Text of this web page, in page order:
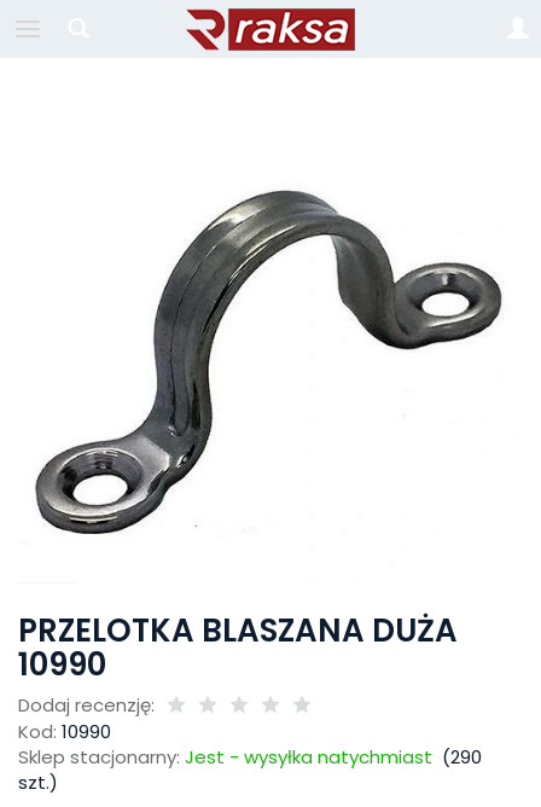
PRZELOTKA BLASZANA DUŻA
10990
Dodaj recenzję:
Kod: 10990
Sklep stacjonarny: Jest - wysyłka natychmiast (290
szt.)